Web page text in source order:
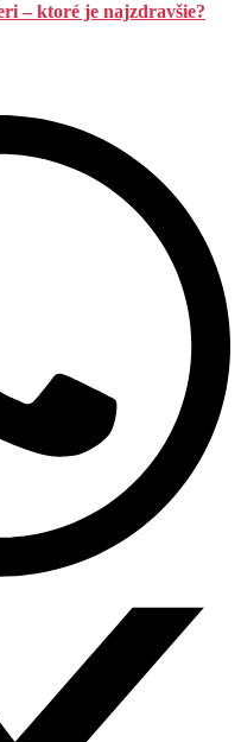
– ktoré je najzdravšie?